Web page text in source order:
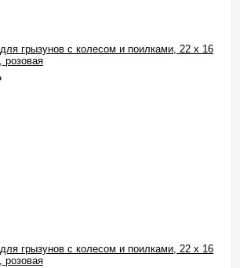
грызунов с колесом и поилками, 22 х 16
розовая
грызунов с колесом и поилками, 22 х 16
розовая